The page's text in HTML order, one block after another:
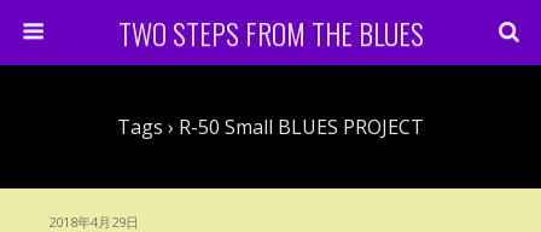
TWO STEPS FROM THE BLUES
Tags › R-50 Small BLUES PROJECT
2018年4月29日